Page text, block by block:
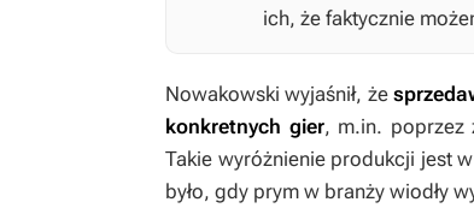
ich, że faktycznie
Nowakowski wyjaśnił, że
konkretnych gier, m.in. poprzez
Takie wyróżnienie produkcji jest
było, gdy prym w branży wiodły